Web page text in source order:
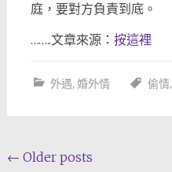
庭，要對方負責到底。
……..文章來源： 按這裡
外遇, 婚外情 偷情,
Posts
← Older posts